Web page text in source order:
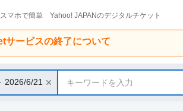
スマホで簡単 Yahoo! JAPANのデジタルチケット
サービスの終了について
2026/6/21 キーワードを入力